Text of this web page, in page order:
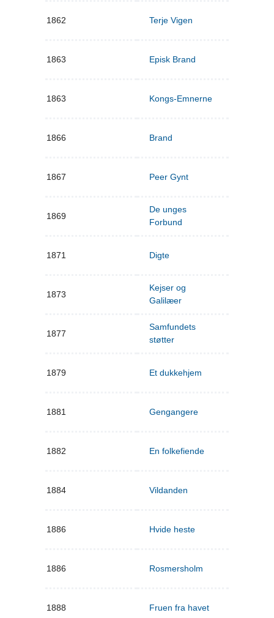
1862 Terje Vigen
1863 Episk Brand
1863 Kongs-Emnerne
1866 Brand
1867 Peer Gynt
1869
De unges
Forbund
1871 Digte
1873
Kejser og
Galilæer
1877
Samfundets
støtter
1879 Et dukkehjem
1881 Gengangere
1882 En folkefiende
1884 Vildanden
1886 Hvide heste
1886 Rosmersholm
1888 Fruen fra havet